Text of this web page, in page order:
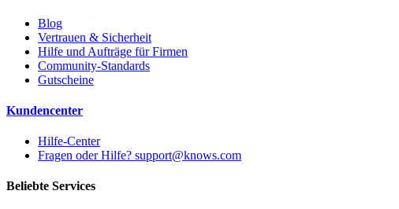
Blog
Vertrauen & Sicherheit
Hilfe und Aufträge für Firmen
Community-Standards
Gutscheine
Kundencenter
Hilfe-Center
Fragen oder Hilfe? support@knows.com
Beliebte Services